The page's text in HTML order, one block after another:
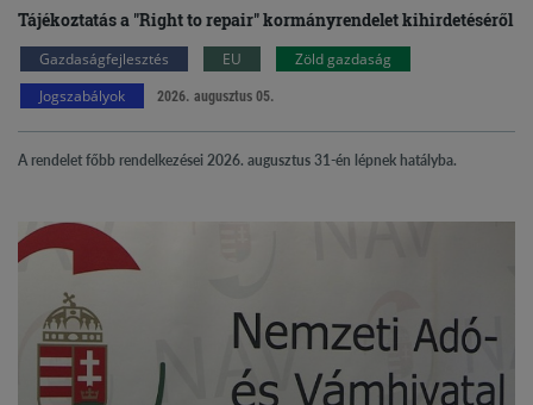
Tájékoztatás a "Right to repair" kormányrendelet kihirdetéséről
Gazdaságfejlesztés EU
Zöld gazdaság
Jogszabályok
2026. augusztus 05.
A rendelet főbb rendelkezései 2026. augusztus 31-én lépnek hatályba.